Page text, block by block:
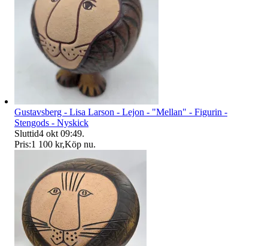
Gustavsberg - Lisa Larson - Lejon - "Mellan" - Figurin -
Stengods - Nyskick
Sluttid4 okt 09:49.
Pris:1 100 kr,Köp nu.